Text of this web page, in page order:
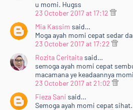
u momi. Hugss
23 October 2017 at 17:12
Mia Kassim said…
Moga ayah momi cepat sedar
23 October 2017 at 17:22
Rozita Ceritaitasaid…
semoga ayah momi cepat
macamana ye keadaannya
23 October 2017 at 21:02
Fieza Sani said…
Semoga ayah momi cepat